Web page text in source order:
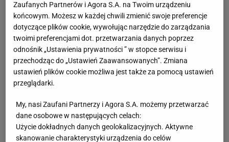
Zaufanych Partnerów i Agora S.A. na Twoim urządzeniu
końcowym. Możesz w każdej chwili zmienić swoje preferencje
dotyczące plików cookie, wywołując narzędzie do zarządzania
twoimi preferencjami dot. przetwarzania danych poprzez
odnośnik „Ustawienia prywatności ” w stopce serwisu i
przechodząc do „Ustawień Zaawansowanych”. Zmiana
ustawień plików cookie możliwa jest także za pomocą ustawień
przeglądarki.
My, nasi Zaufani Partnerzy i Agora S.A. możemy przetwarzać
dane osobowe w następujących celach:
Użycie dokładnych danych geolokalizacyjnych. Aktywne
skanowanie charakterystyki urządzenia do celów